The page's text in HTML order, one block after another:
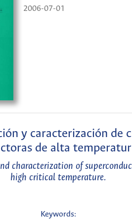
2006-07-01
y caracterización de
de alta
characterization of
high critical temperature.
Keywords: